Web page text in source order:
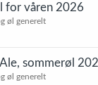
for våren 2026
øl generelt
sommerøl
øl generelt